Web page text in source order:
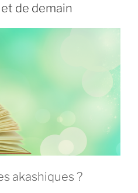
et de demain
akashiques ?